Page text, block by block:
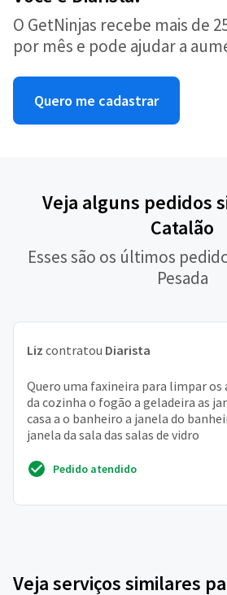
O GetNinjas recebe mais de
por mês e pode ajudar a
Quero me cadastrar
Veja alguns pedidos
Catalão
Esses são os últimos
Pesada
Liz contratou Diarista
Quero uma faxineira para limpar os
da cozinha o fogão a geladeira as
casa a o banheiro a janela do
janela da sala das salas de vidro
Pedido atendido
Veja serviços similares